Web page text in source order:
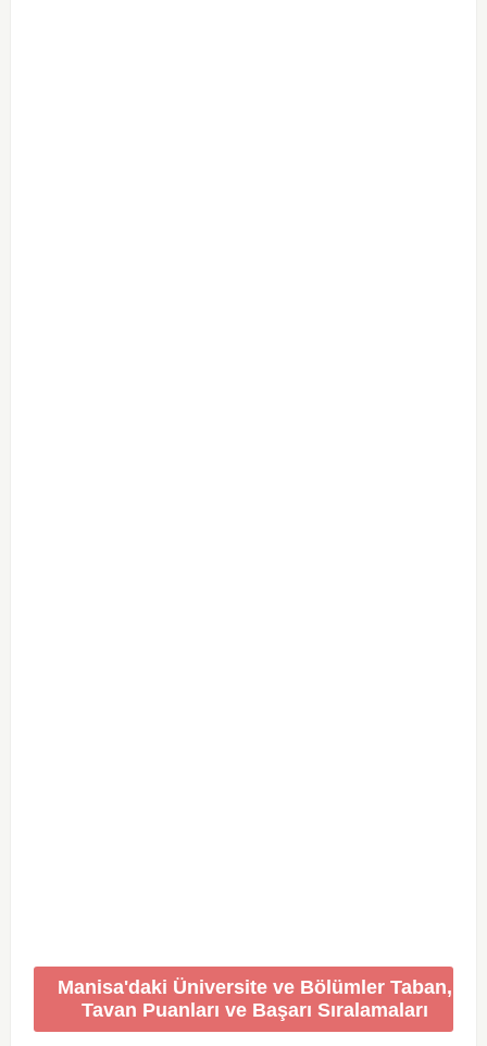
Manisa'daki Üniversite ve Bölümler Taban,
Tavan Puanları ve Başarı Sıralamaları